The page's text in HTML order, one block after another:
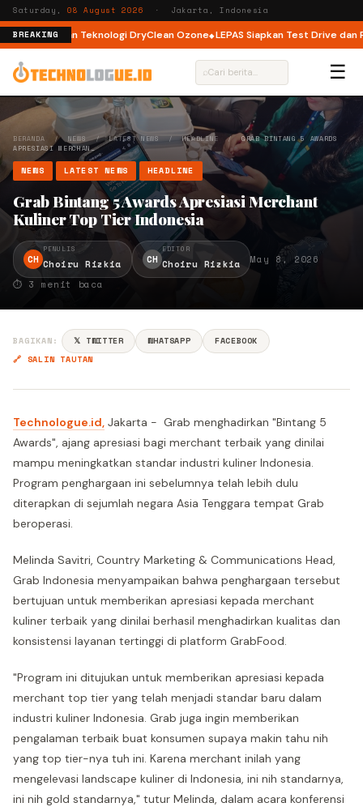
Saturday,08 August 2026 · Jakarta, Indonesia
BREAKING
dengan Teknologi DryClean Ozone LEPAS Siapkan Test Drive dan
⌕ ☰
BERANDA / NEWS /LATEST NEWS/HEADLINE /GRAB BINTANG 5 AWARDS
APRESIASI MERCHAN…
NEWS LATEST NEWS HEADLINE
Grab Bintang 5 Awards Apresiasi Merchant
Kuliner Top Tier Indonesia
CH
PENULIS
Choiru Rizkia CH
EDITOR
Choiru Rizkia
May 8, 2026
⏱ 3 menit baca
BAGIKAN: 𝕏 TWITTER WHATSAPP
FACEBOOK
🔗 SALIN TAUTAN
Technologue.id, Jakarta - Grab menghadirkan "Bintang 5
Awards", ajang apresiasi bagi merchant terbaik yang dinilai
mampu meningkatkan standar industri kuliner Indonesia.
Program penghargaan ini sebelumnya telah lebih dulu
diterapkan di sejumlah negara Asia Tenggara tempat Grab
beroperasi.
Melinda Savitri, Country Marketing & Communications Head,
Grab Indonesia menyampaikan bahwa penghargaan tersebut
bertujuan untuk memberikan apresiasi kepada merchant
kuliner terbaik yang dinilai berhasil menghadirkan kualitas dan
konsistensi layanan tertinggi di platform GrabFood.
"Program ini ditujukan untuk memberikan apresiasi kepada
merchant top tier yang telah menjadi standar baru dalam
industri kuliner Indonesia. Grab juga ingin memberikan
pengalaman terbaik buat konsumen supaya makin tahu nih
yang top tier-nya tuh ini. Karena merchant inilah yang
mengelevasi landscape kuliner di Indonesia, ini nih standarnya,
ini nih gold standarnya," tutur Melinda, dalam acara konferensi